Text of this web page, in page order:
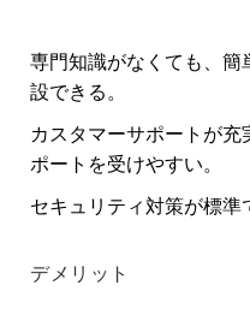
専門知識がなくても、簡
設できる。
カスタマーサポートが
ポートを受けやすい。
セキュリティ対策が標準
デメリット